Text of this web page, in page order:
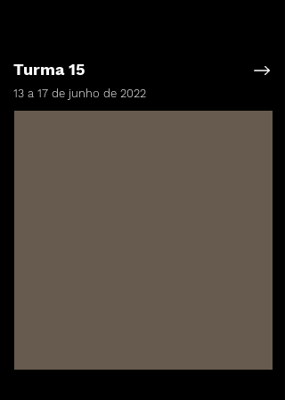
Turma 15
13 a 17 de junho de 2022